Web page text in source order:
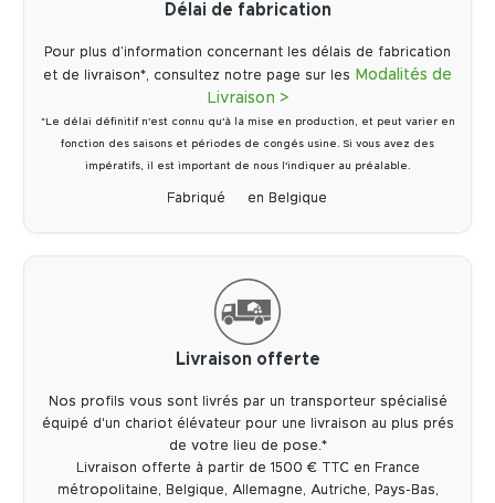
Délai de fabrication
Pour plus d’information concernant les délais de fabrication
et de livraison*, consultez notre page sur les
Modalités de
Livraison >
*Le délai définitif n'est connu qu'à la mise en production, et peut varier en
fonction des saisons et périodes de congés usine. Si vous avez des
impératifs, il est important de nous l'indiquer au préalable.
Fabriqué en Belgique
Livraison offerte
Nos profils vous sont livrés par un transporteur spécialisé
équipé d'un chariot élévateur pour une livraison au plus prés
de votre lieu de pose.*
Livraison offerte à partir de 1500 € TTC en France
métropolitaine, Belgique, Allemagne, Autriche, Pays-Bas,